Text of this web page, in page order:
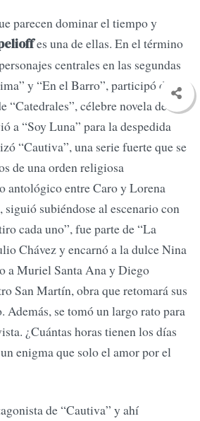
parecen dominar el tiempo y
es una de ellas. En el término
centrales en las segundas
y “En el Barro”, participó de la
“Catedrales”, célebre novela de
a “Soy Luna” para la despedida
“Cautiva”, una serie fuerte que se
de una orden religiosa
antológico entre Caro y Lorena
subiéndose al escenario con
cada uno”, fue parte de “La
Chávez y encarnó a la dulce Nina
a Muriel Santa Ana y Diego
San Martín, obra que retomará sus
se tomó un largo rato para
¿Cuántas horas tienen los días
enigma que solo el amor por el
de “Cautiva” y ahí